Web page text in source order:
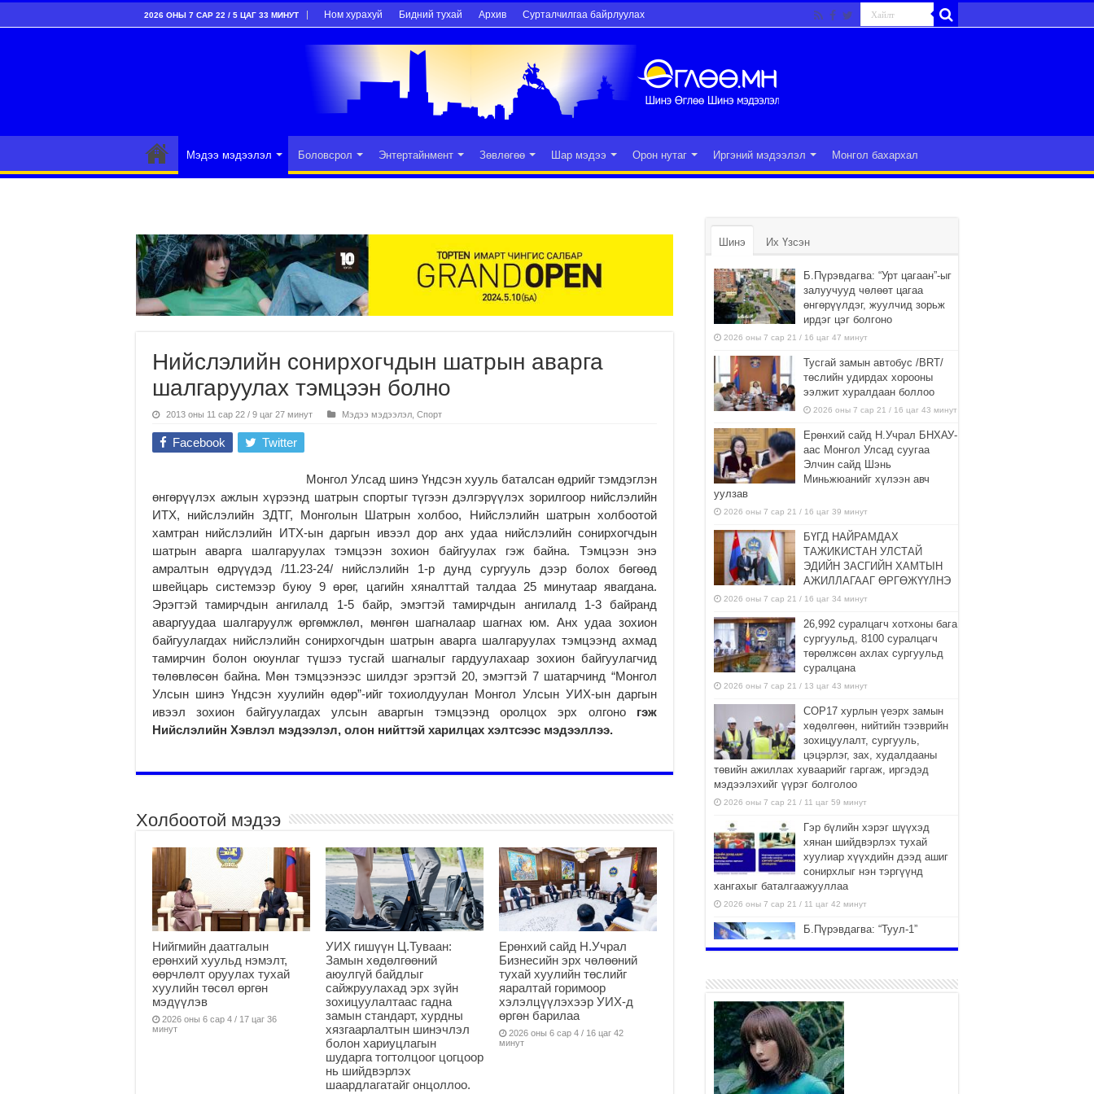
2026 ОНЫ 7 САР 22 / 5 ЦАГ 33 МИНУТ Ном хурахуй Бидний тухай Архив Сурталчилгаа байрлуулах
Мэдээ мэдээлэл Боловсрол Энтертайнмент Зөвлөгөө Шар мэдээ Орон нутаг Иргэний мэдээлэл Монгол бахархал
Нийслэлийн сонирхогчдын шатрын аварга
шалгаруулах тэмцээн болно
2013 оны 11 сар 22 / 9 цаг 27 минут Мэдээ мэдээлэл Спорт
Facebook Twitter
Монгол Улсад шинэ Үндсэн хууль баталсан өдрийг тэмдэглэн
өнгөрүүлэх ажлын хүрээнд шатрын спортыг түгээн дэлгэрүүлэх зорилгоор нийслэлийн
ИТХ, нийслэлийн ЗДТГ, Монголын Шатрын холбоо, Нийслэлийн шатрын холбоотой
хамтран нийслэлийн ИТХ-ын даргын ивээл дор анх удаа нийслэлийн сонирхогчдын
шатрын аварга шалгаруулах тэмцээн зохион байгуулах гэж байна. Тэмцээн энэ
амралтын өдрүүдэд /11.23-24/ нийслэлийн 1-р дунд сургууль дээр болох бөгөөд
швейцарь системээр буюу 9 өрөг, цагийн хяналттай талдаа 25 минутаар явагдана.
Эрэгтэй тамирчдын ангилалд 1-5 байр, эмэгтэй тамирчдын ангилалд 1-3 байранд
аваргуудаа шалгаруулж өргөмжлөл, мөнгөн шагналаар шагнах юм. Анх удаа зохион
байгуулагдах нийслэлийн сонирхогчдын шатрын аварга шалгаруулах тэмцээнд ахмад
тамирчин болон оюунлаг түшээ тусгай шагналыг гардуулахаар зохион байгуулагчид
төлөвлөсөн байна. Мөн тэмцээнээс шилдэг эрэгтэй 20, эмэгтэй 7 шатарчинд “Монгол
Улсын шинэ Үндсэн хуулийн өдөр”-ийг тохиолдуулан Монгол Улсын УИХ-ын даргын
ивээл зохион байгуулагдах улсын аваргын тэмцээнд оролцох эрх олгоно гэж
Нийслэлийн Хэвлэл мэдээлэл, олон нийттэй харилцах хэлтсээс мэдээллээ.
Холбоотой мэдээ
Нийгмийн даатгалын
ерөнхий хуульд нэмэлт,
өөрчлөлт оруулах тухай
хуулийн төсөл өргөн
мэдүүлэв
2026 оны 6 сар 4 / 17 цаг 36
минут
УИХ гишүүн Ц.Туваан:
Замын хөдөлгөөний
аюулгүй байдлыг
сайжруулахад эрх зүйн
зохицуулалтаас гадна
замын стандарт, хурдны
хязгаарлалтын шинэчлэл
болон хариуцлагын
шударга тогтолцоог цогцоор
нь шийдвэрлэх
шаардлагатайг онцоллоо.
Ерөнхий сайд Н.Учрал
Бизнесийн эрх чөлөөний
тухай хуулийн төслийг
яаралтай горимоор
хэлэлцүүлэхээр УИХ-д
өргөн барилаа
2026 оны 6 сар 4 / 16 цаг 42
минут
Шинэ Их Үзсэн
Б.Пүрэвдагва: “Урт цагаан”-ыг
залуучууд чөлөөт цагаа
өнгөрүүлдэг, жуулчид зорьж
ирдэг цэг болгоно
2026 оны 7 сар 21 / 16 цаг 47 минут
Тусгай замын автобус /BRT/
төслийн удирдах хорооны
ээлжит хуралдаан боллоо
2026 оны 7 сар 21 / 16 цаг 43 минут
Ерөнхий сайд Н.Учрал БНХАУ-
аас Монгол Улсад суугаа
Элчин сайд Шэнь
Миньжюанийг хүлээн авч
уулзав
2026 оны 7 сар 21 / 16 цаг 39 минут
БҮГД НАЙРАМДАХ
ТАЖИКИСТАН УЛСТАЙ
ЭДИЙН ЗАСГИЙН ХАМТЫН
АЖИЛЛАГААГ ӨРГӨЖҮҮЛНЭ
2026 оны 7 сар 21 / 16 цаг 34 минут
26,992 суралцагч хотхоны бага
сургуульд, 8100 суралцагч
төрөлжсөн ахлах сургуульд
суралцана
2026 оны 7 сар 21 / 13 цаг 43 минут
COP17 хурлын үеэрх замын
хөдөлгөөн, нийтийн тээврийн
зохицуулалт, сургууль,
цэцэрлэг, зах, худалдааны
төвийн ажиллах хуваарийг гаргаж, иргэдэд
мэдээлэхийг үүрэг болголоо
2026 оны 7 сар 21 / 11 цаг 59 минут
Гэр бүлийн хэрэг шүүхэд
хянан шийдвэрлэх тухай
хуулиар хүүхдийн дээд ашиг
сонирхлыг нэн тэргүүнд
хангахыг баталгаажууллаа
2026 оны 7 сар 21 / 11 цаг 42 минут
Б.Пүрэвдагва: “Туул-1”
2026 оны 7 сар 21 / 10 цаг 15 минут
НИЙСЛЭЛ, АЙМГИЙН
УДИРДЛАГУУДЫН АЖЛЫГ
ХҮНД СУРТЛЫГ БУУРУУЛЖ,
ИРГЭД, АЖ АХУЙН НЭГЖИЙН
АЧААГ ХЭРХЭН ХӨНГӨЛСНӨӨР ДҮГНЭНЭ